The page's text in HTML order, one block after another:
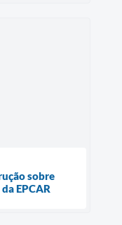
sobre
EPCAR